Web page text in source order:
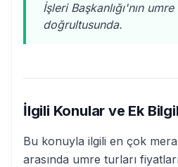
İşleri Başkanlığı'nın
doğrultusunda.
İlgili Konular ve Ek
Bu konuyla ilgili en çok
arasında umre turları